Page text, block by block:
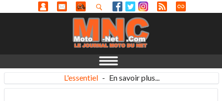
L'essentiel - En savoir plus...